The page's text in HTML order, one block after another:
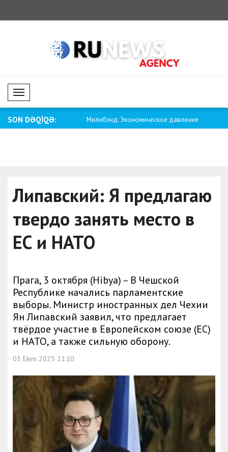
Mobil Menü
SON DƏQİQƏ:
все смогут Милибэнд: Экономическое давление
Липавский: Я предлагаю
твердо занять место в
ЕС и НАТО
Прага, 3 октября (Hibya) – В Чешской
Республике начались парламентские
выборы. Министр иностранных дел Чехии
Ян Липавский заявил, что предлагает
твёрдое участие в Европейском союзе (ЕС)
и НАТО, а также сильную оборону.
03 Ekim 2025 11:10